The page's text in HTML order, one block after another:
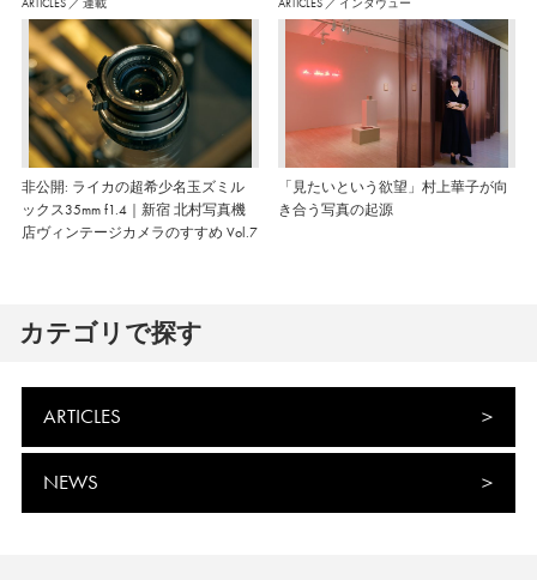
ARTICLES ／ 連載
非公開: ライカの超希少名玉ズミル
ックス35mm f1.4｜新宿 北村写真機
店ヴィンテージカメラのすすめ Vol.7
ARTICLES ／ インタヴュー
「見たいという欲望」村上華子が向
き合う写真の起源
カテゴリで探す
ARTICLES
NEWS